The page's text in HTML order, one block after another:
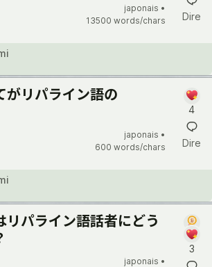
japonais •
13500 words/chars
Dire
リパライン語の
japonais •
600 words/chars
4
Dire
リパライン語話者にどう
japonais •
3